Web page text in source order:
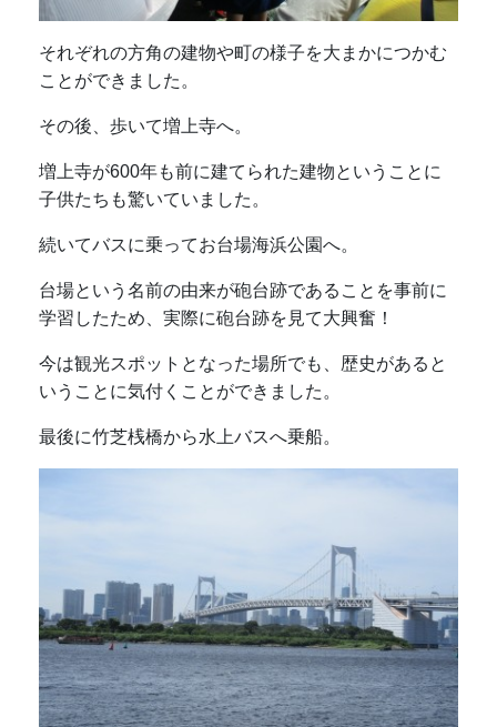
それぞれの方角の建物や町の様子を大まかにつかむ
ことができました。
その後、歩いて増上寺へ。
増上寺が600年も前に建てられた建物ということに
子供たちも驚いていました。
続いてバスに乗ってお台場海浜公園へ。
台場という名前の由来が砲台跡であることを事前に
学習したため、実際に砲台跡を見て大興奮！
今は観光スポットとなった場所でも、歴史があると
いうことに気付くことができました。
最後に竹芝桟橋から水上バスへ乗船。